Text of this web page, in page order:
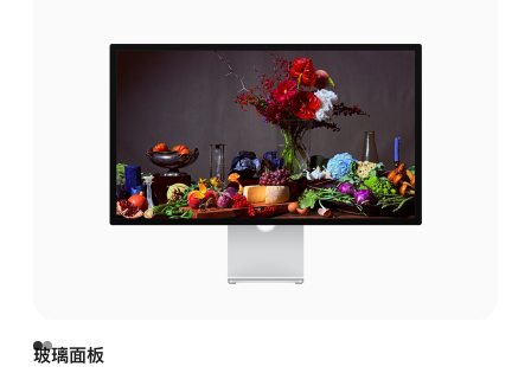
玻璃面板